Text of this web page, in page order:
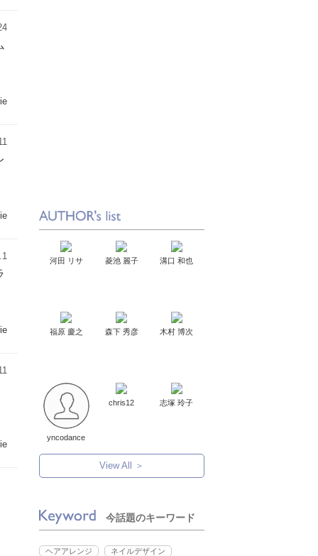
河田 リサ 菱池 麗子 溝口 和也
福原 慶之 森下 秀彦 木村 博次
yncodance
chris12 志塚 玲子
View All ＞
今話題のキーワード
ヘアアレンジ ネイルデザイン